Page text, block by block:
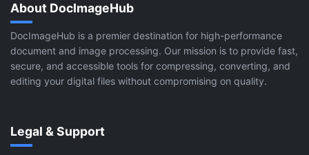
About DocImageHub
DocImageHub is a premier destination for high-performance
document and image processing. Our mission is to provide fast,
secure, and accessible tools for compressing, converting, and
editing your digital files without compromising on quality.
Legal & Support